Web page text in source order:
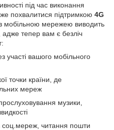
під час виконання
похвалитися підтримкою 4G
мобільною мережею виводить
адже тепер вам є безліч
участі вашого мобільного
точки країни, де
мереж
музики,
соц.мереж, читання пошти